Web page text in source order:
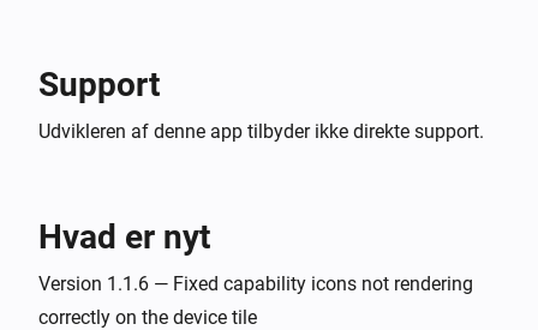
Support
Udvikleren af denne app tilbyder ikke direkte support.
Hvad er nyt
Version 1.1.6 — Fixed capability icons not rendering
correctly on the device tile